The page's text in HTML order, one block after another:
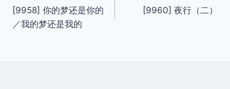
章
[9958] 你的梦还是你的
／我的梦还是我的
[9960] 夜行（二）